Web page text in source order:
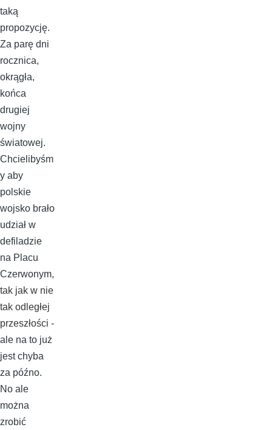
taką
propozycję.
Za parę dni
rocznica,
okrągła,
końca
drugiej
wojny
światowej.
Chcielibyśm
y aby
polskie
wojsko brało
udział w
defiladzie
na Placu
Czerwonym,
tak jak w nie
tak odległej
przeszłości -
ale na to już
jest chyba
za późno.
No ale
można
zrobić